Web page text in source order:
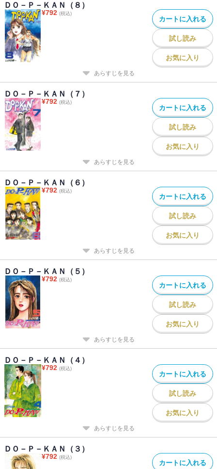
ＤＯ－Ｐ－ＫＡＮ（８）
¥792 (税込)
カートに入れる
試し読み
お気に入り
あらすじを見る
ＤＯ－Ｐ－ＫＡＮ（７）
¥792 (税込)
カートに入れる
試し読み
お気に入り
あらすじを見る
ＤＯ－Ｐ－ＫＡＮ（６）
¥792 (税込)
カートに入れる
試し読み
お気に入り
あらすじを見る
ＤＯ－Ｐ－ＫＡＮ（５）
¥792 (税込)
カートに入れる
試し読み
お気に入り
あらすじを見る
ＤＯ－Ｐ－ＫＡＮ（４）
¥792 (税込)
カートに入れる
試し読み
お気に入り
あらすじを見る
ＤＯ－Ｐ－ＫＡＮ（３）
¥792 (税込)
カートに入れる